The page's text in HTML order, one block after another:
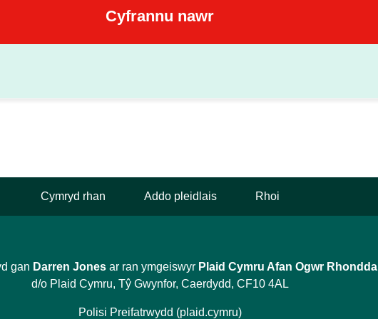
Cymryd rhan Addo pleidlais Rhoi
gan Darren Jones ar ran ymgeiswyr Plaid Cymru Afan Ogwr Rhondda
d/o Plaid Cymru, Tŷ Gwynfor, Caerdydd, CF10 4AL
Polisi Preifatrwydd (plaid.cymru)